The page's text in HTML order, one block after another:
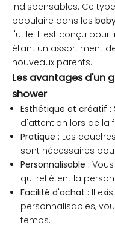
indispensables. Ce
populaire dans les
l'utile. Il est conçu
étant un assortiment
nouveaux parents.
Les avantages d'un
shower
Esthétique et créatif :
d'attention lors de la
Pratique : Les
sont nécessaires
Personnalisable :
qui reflètent la
Facilité d'achat : Il
personnalisables,
temps.